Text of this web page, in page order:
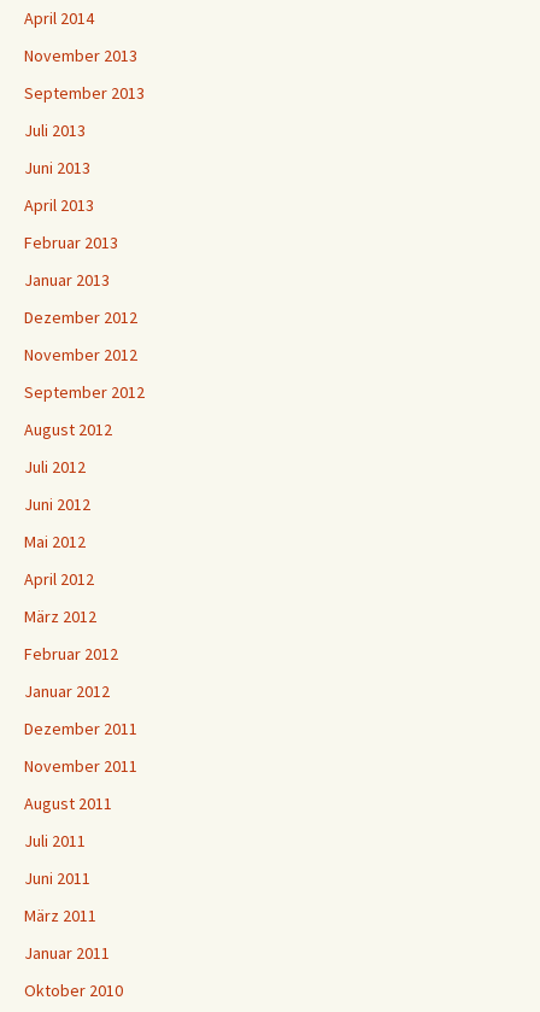
April 2014
November 2013
September 2013
Juli 2013
Juni 2013
April 2013
Februar 2013
Januar 2013
Dezember 2012
November 2012
September 2012
August 2012
Juli 2012
Juni 2012
Mai 2012
April 2012
März 2012
Februar 2012
Januar 2012
Dezember 2011
November 2011
August 2011
Juli 2011
Juni 2011
März 2011
Januar 2011
Oktober 2010